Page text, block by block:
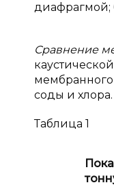
диафрагмой;
Сравнение
мембранного
соды и хлора.
Таблица 1